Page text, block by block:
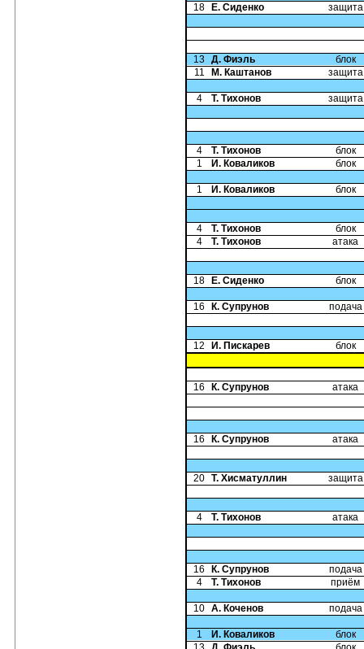
18 Е. Сиденко защита
13 Д. Фиэль
блок
11
М. Каштанов защита
4 Т. Тихонов защита
4 Т. Тихонов
блок
1
И. Коваликов блок
1 И. Коваликов блок
4 Т. Тихонов
блок
4
Т. Тихонов атака
18 Е. Сиденко блок
16 К. Супрунов подача
12 И. Пискарев блок
16 К. Супрунов атака
16 К. Супрунов атака
20 Т. Хисматуллин защита
4 Т. Тихонов атака
16 К. Супрунов
подача
4
Т. Тихонов приём
10 А. Коченов подача
1 И. Коваликов
блок